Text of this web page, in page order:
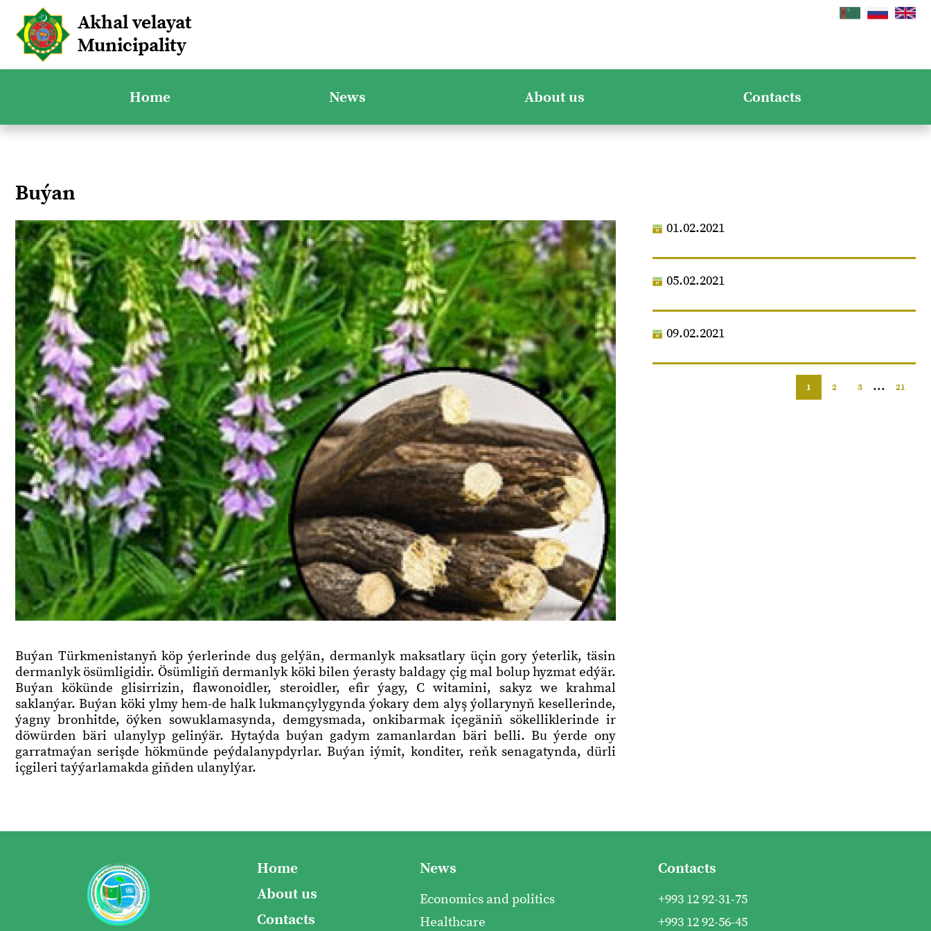
Akhal velayat
Municipality
Home News About us Contacts
Buýan
Buýan Türkmenistanyň köp ýerlerinde duş gelýän, dermanlyk maksatlary üçin gory ýeterlik, täsin
dermanlyk ösümligidir. Ösümligiň dermanlyk köki bilen ýerasty baldagy çig mal bolup hyzmat edýär.
Buýan kökünde glisirrizin, flawonoidler, steroidler, efir ýagy, C witamini, sakyz we krahmal
saklanýar. Buýan köki ylmy hem-de halk lukmançylygynda ýokary dem alyş ýollarynyň kesellerinde,
ýagny bronhitde, öýken sowuklamasynda, demgysmada, onkibarmak içegäniň sökelliklerinde ir
döwürden bäri ulanylyp gelinýär. Hytaýda buýan gadym zamanlardan bäri belli. Bu ýerde ony
garratmaýan serişde hökmünde peýdalanypdyrlar. Buýan iýmit, konditer, reňk senagatynda, dürli
içgileri taýýarlamakda giňden ulanylýar.
01.02.2021
05.02.2021
09.02.2021
1 2 3 ... 21
Home
About us
Contacts
News
Economics and politics
Healthcare
Contacts
+993 12 92-31-75
+993 12 92-56-45